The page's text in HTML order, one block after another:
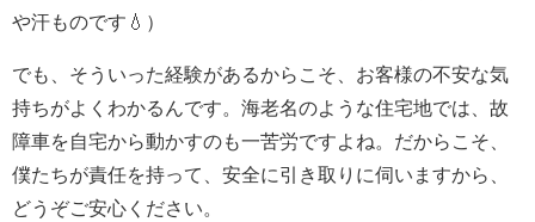
や汗ものです💧）
でも、そういった経験があるからこそ、お客様の不安な気
持ちがよくわかるんです。海老名のような住宅地では、故
障車を自宅から動かすのも一苦労ですよね。だからこそ、
僕たちが責任を持って、安全に引き取りに伺いますから、
どうぞご安心ください。